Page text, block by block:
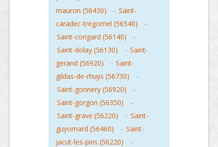
mauron (56430)
- Saint-
caradec-tregomel (56540)
-
Saint-congard (56140)
-
Saint-dolay (56130)
- Saint-
gerand (56920)
- Saint-
gildas-de-rhuys (56730)
-
Saint-gonnery (56920)
-
Saint-gorgon (56350)
-
Saint-grave (56220)
- Saint-
guyomard (56460)
- Saint-
jacut-les-pins (56220)
-